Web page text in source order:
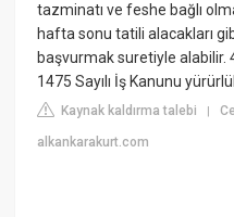
tazminatı ve feshe bağlı
hafta sonu tatili alacakları
başvurmak suretiyle alabilir.
1475 Sayılı İş Kanunu
Kaynak kaldırma talebi |
alkankarakurt.com